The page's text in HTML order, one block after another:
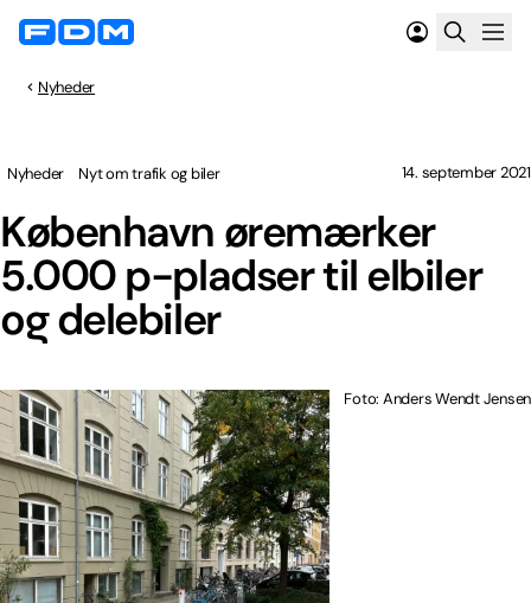
Nyheder
København øremærker
5.000 p-pladser til elbiler
og delebiler
Nyheder Nyt om trafik og biler 14. september 2021
Foto: Anders Wendt Jensen